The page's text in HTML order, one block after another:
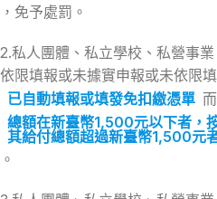
，免予處罰。
2.私人團體、私立學校、私營事
依限填報或未據實申報或未依限
已自動填報或填發免扣繳憑單
總額在新臺幣1,500元以下者，
其給付總額超過新臺幣1,500元
。